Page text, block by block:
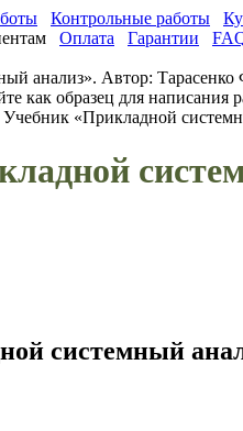
Контрольные работы
Оплата Гарантии
анализ». Автор:
как образец для написания
Учебник «Прикладной
системный